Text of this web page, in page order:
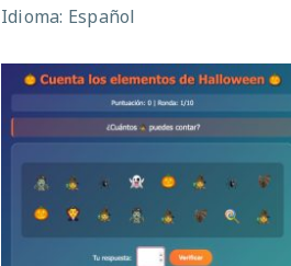
Idioma: Español
Cuenta en Halloween